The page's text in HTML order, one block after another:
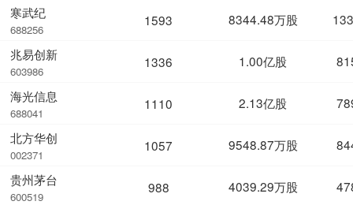
寒武纪
688256
兆易创新
603986
海光信息
688041
北方华创
002371
贵州茅台
600519
1593 8344.48万股
1336 1.00亿股
1110 2.13亿股
1057 9548.87万股
988 4039.29万股